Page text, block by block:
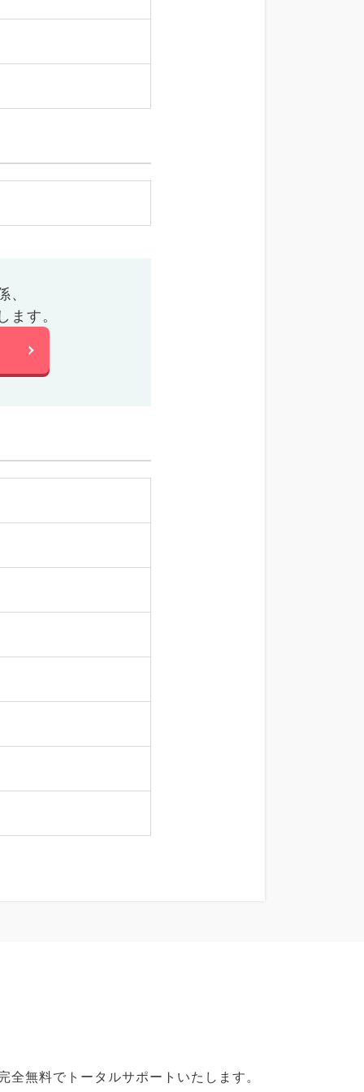
、
す。
無料でトータルサポートいたします。